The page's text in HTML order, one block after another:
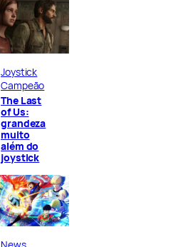
Joystick
Campeão
The Last
of Us:
grandeza
muito
além do
joystick